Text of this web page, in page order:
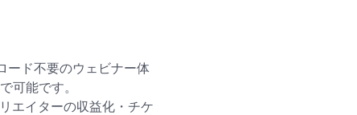
ード不要のウェビナー体
可能です。
エイターの収益化・チケ